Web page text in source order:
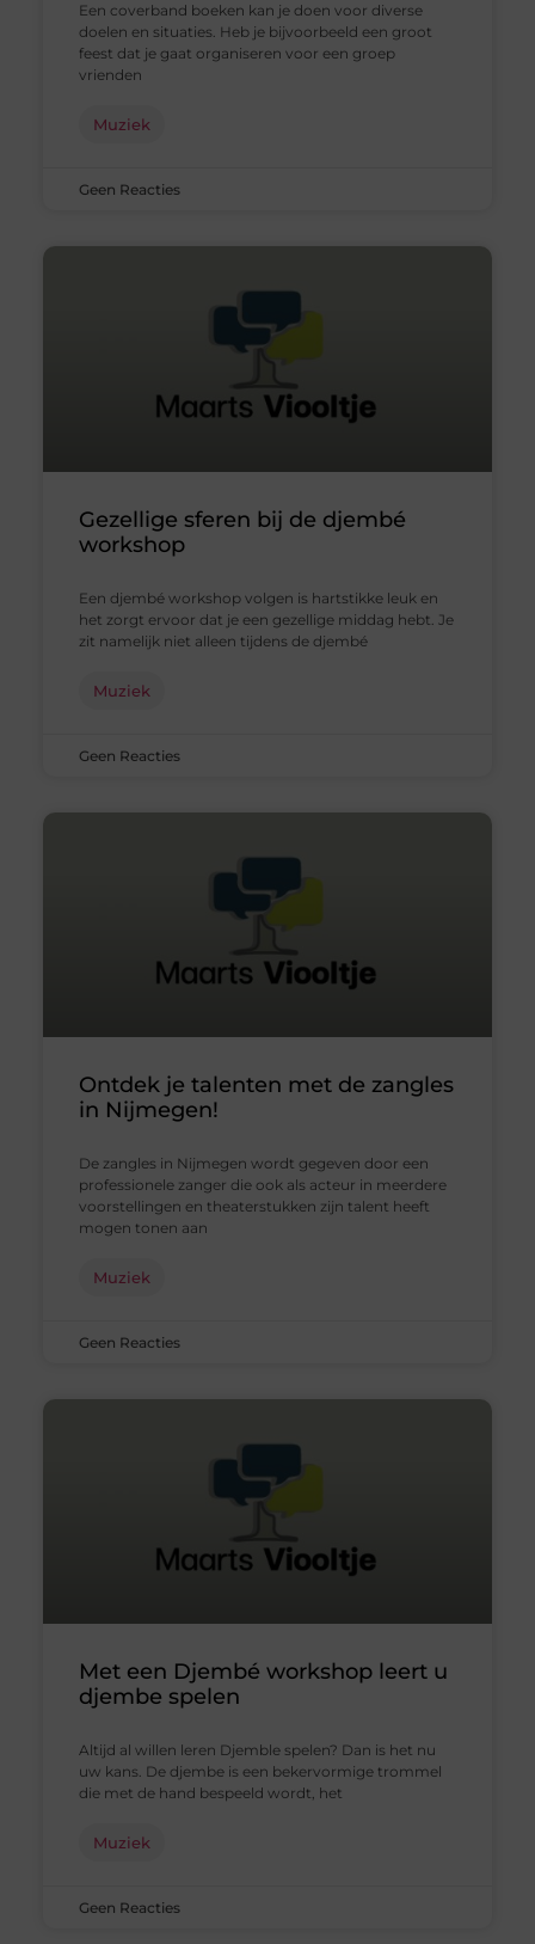
Een coverband boeken kan je doen voor diverse
doelen en situaties. Heb je bijvoorbeeld een groot
feest dat je gaat organiseren voor een groep
vrienden
Muziek
Geen Reacties
Gezellige sferen bij de djembé
workshop
Een djembé workshop volgen is hartstikke leuk en
het zorgt ervoor dat je een gezellige middag hebt. Je
zit namelijk niet alleen tijdens de djembé
Muziek
Geen Reacties
Ontdek je talenten met de zangles
in Nijmegen!
De zangles in Nijmegen wordt gegeven door een
professionele zanger die ook als acteur in meerdere
voorstellingen en theaterstukken zijn talent heeft
mogen tonen aan
Muziek
Geen Reacties
Met een Djembé workshop leert u
djembe spelen
Altijd al willen leren Djemble spelen? Dan is het nu
uw kans. De djembe is een bekervormige trommel
die met de hand bespeeld wordt, het
Muziek
Geen Reacties